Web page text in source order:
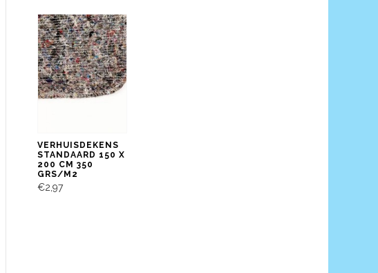
VERHUISDEKENS
STANDAARD 150 X
200 CM 350
GRS/M2
€2,97